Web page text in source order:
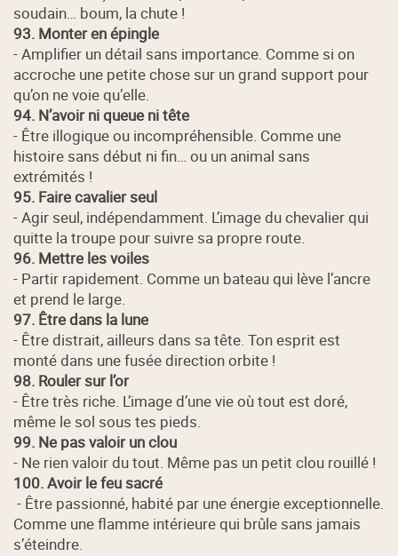
soudain… boum, la chute !
93. Monter en épingle
- Amplifier un détail sans importance. Comme si on
accroche une petite chose sur un grand support pour
qu’on ne voie qu’elle.
94. N’avoir ni queue ni tête
- Être illogique ou incompréhensible. Comme une
histoire sans début ni fin… ou un animal sans
extrémités !
95. Faire cavalier seul
- Agir seul, indépendamment. L’image du chevalier qui
quitte la troupe pour suivre sa propre route.
96. Mettre les voiles
- Partir rapidement. Comme un bateau qui lève l’ancre
et prend le large.
97. Être dans la lune
- Être distrait, ailleurs dans sa tête. Ton esprit est
monté dans une fusée direction orbite !
98. Rouler sur l’or
- Être très riche. L’image d’une vie où tout est doré,
même le sol sous tes pieds.
99. Ne pas valoir un clou
- Ne rien valoir du tout. Même pas un petit clou rouillé !
100. Avoir le feu sacré
- Être passionné, habité par une énergie exceptionnelle.
Comme une flamme intérieure qui brûle sans jamais
s’éteindre.